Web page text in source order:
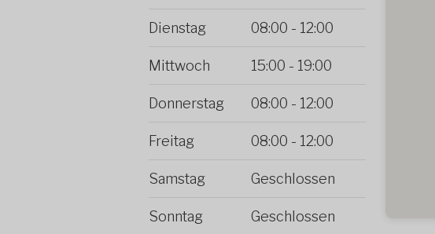
Dienstag 08:00 - 12:00
Mittwoch 15:00 - 19:00
Donnerstag 08:00 - 12:00
Freitag 08:00 - 12:00
Samstag Geschlossen
Sonntag Geschlossen